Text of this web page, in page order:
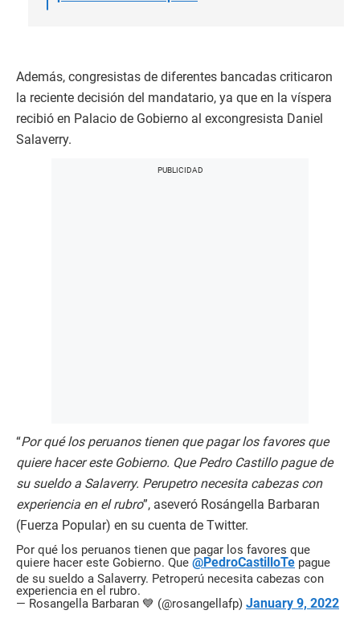
Además, congresistas de diferentes bancadas criticaron
la reciente decisión del mandatario, ya que en la víspera
recibió en Palacio de Gobierno al excongresista Daniel
Salaverry.
“Por qué los peruanos tienen que pagar los favores que
quiere hacer este Gobierno. Que Pedro Castillo pague de
su sueldo a Salaverry. Perupetro necesita cabezas con
experiencia en el rubro”, aseveró Rosángella Barbaran
(Fuerza Popular) en su cuenta de Twitter.
Por qué los peruanos tienen que pagar los favores que
quiere hacer este Gobierno. Que @PedroCastilloTe pague
de su sueldo a Salaverry. Petroperú necesita cabezas con
experiencia en el rubro.
— Rosangella Barbaran 💙 (@rosangellafp) January 9, 2022